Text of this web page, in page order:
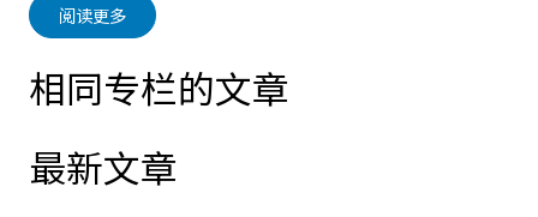
阅读更多
相同专栏的文章
最新文章